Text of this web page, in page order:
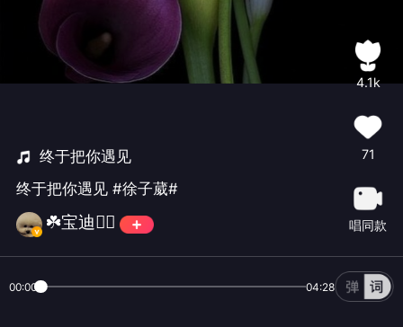
终于把你遇见
终于把你遇见 #徐子葳#
☘️宝迪🏊‍♀️
4.1k
71
唱同款
00:00 04:28